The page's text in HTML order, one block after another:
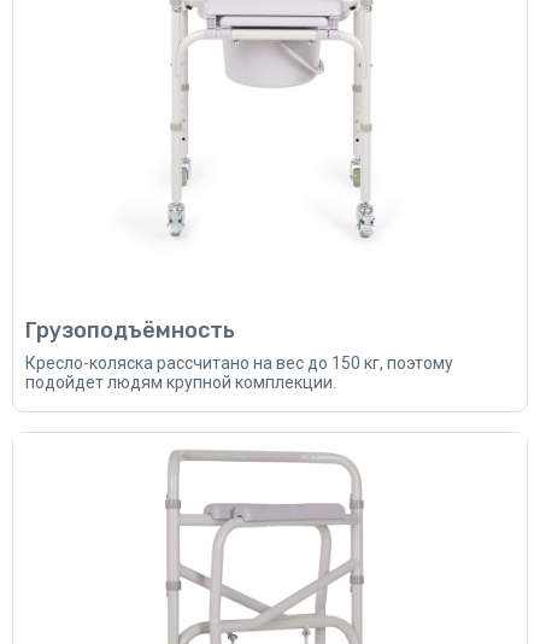
Грузоподъёмность
Кресло-коляска рассчитано на вес до 150 кг, поэтому
подойдет людям крупной комплекции.